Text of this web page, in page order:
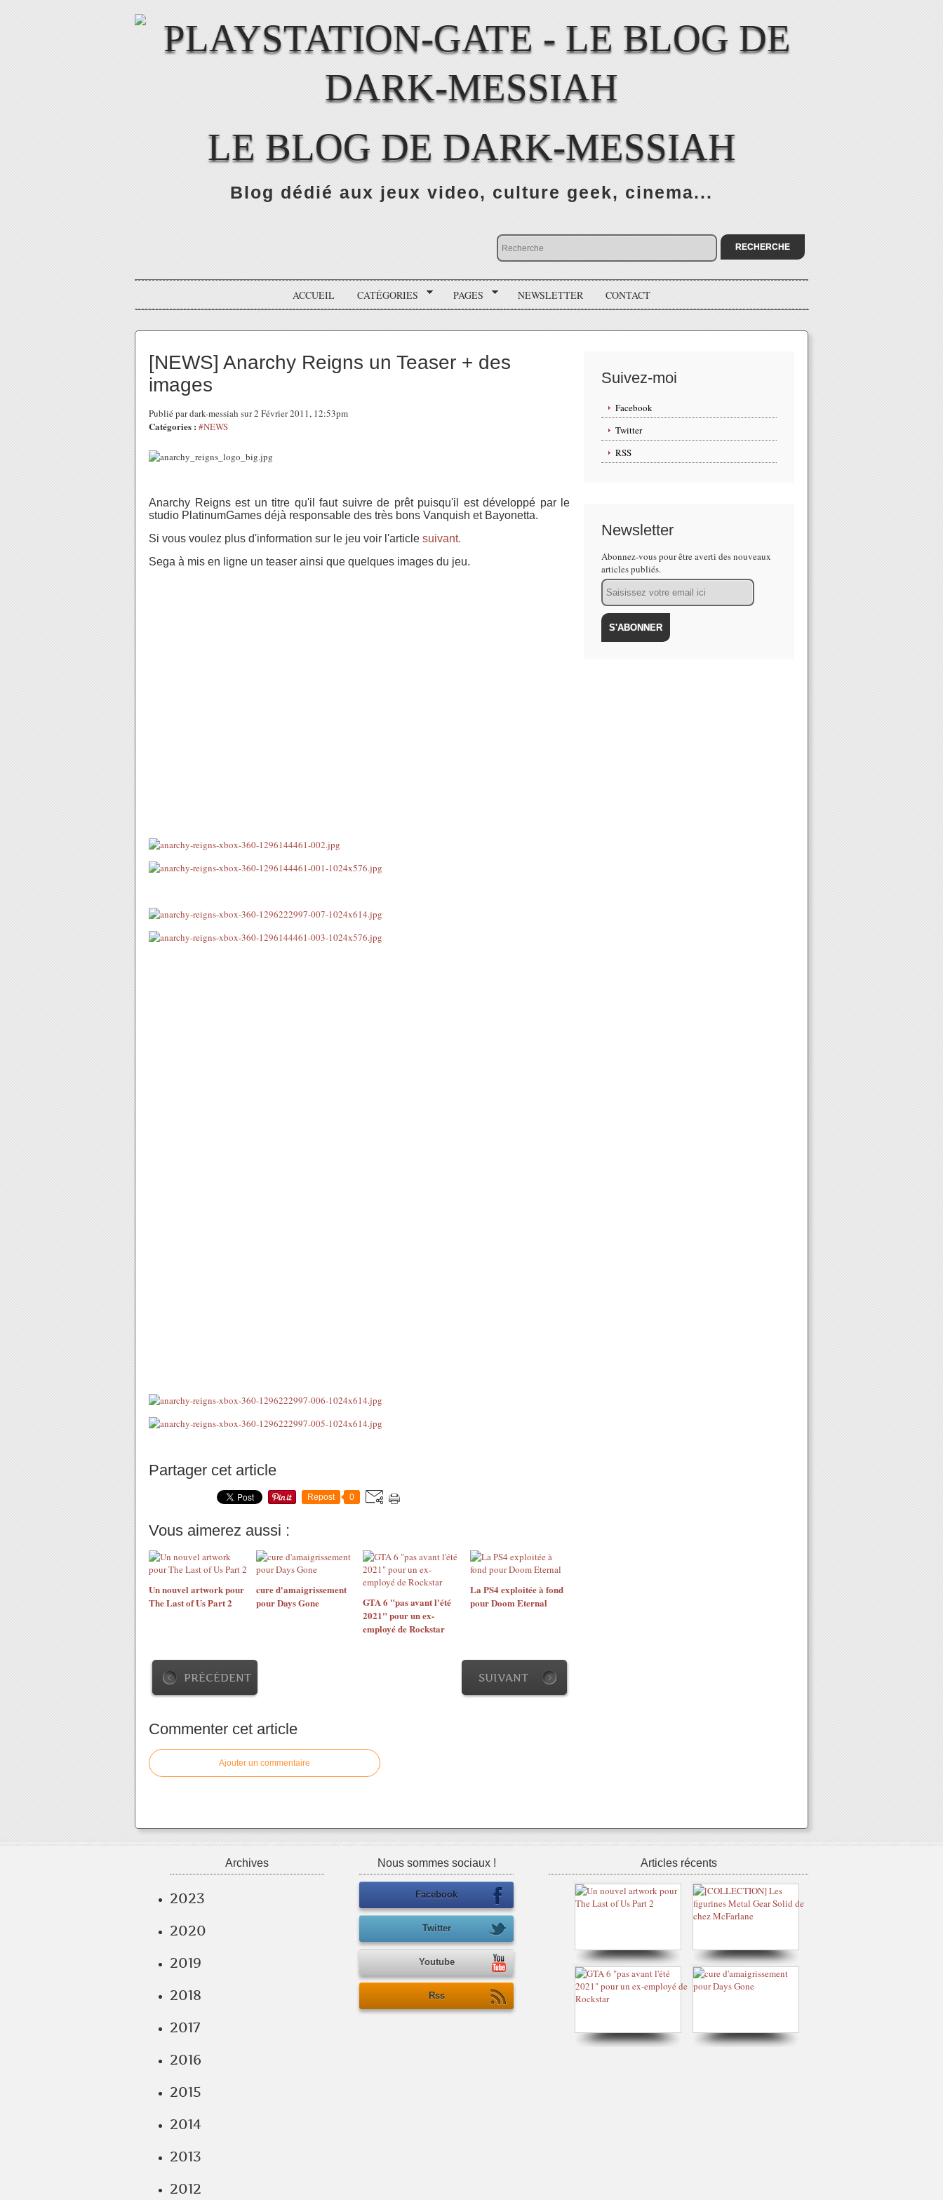
LE BLOG DE DARK-MESSIAH
Blog dédié aux jeux video, culture geek, cinema...
ACCUEIL CATÉGORIES PAGES NEWSLETTER CONTACT
[NEWS] Anarchy Reigns un Teaser + des
images
Publié par dark-messiah sur 2 Février 2011, 12:53pm
Catégories : #NEWS
Anarchy Reigns est un titre qu'il faut suivre de prêt puisqu'il est développé par le
studio PlatinumGames déjà responsable des très bons Vanquish et Bayonetta.
Si vous voulez plus d'information sur le jeu voir l'article suivant.
Sega à mis en ligne un teaser ainsi que quelques images du jeu.
Partager cet article
Repost 0
Vous aimerez aussi :
Un nouvel artwork pour
The Last of Us Part 2
cure d'amaigrissement
pour Days Gone
GTA 6 "pas avant l'été
2021" pour un ex-
employé de Rockstar
La PS4 exploitée à fond
pour Doom Eternal
PRÉCÉDENT SUIVANT
Commenter cet article
Ajouter un commentaire
Suivez-moi
Facebook
Twitter
RSS
Newsletter
Abonnez-vous pour être averti des nouveaux
articles publiés.
Email
Archives
2023
2020
2019
2018
2017
2016
2015
2014
2013
2012
Nous sommes sociaux !
Facebook
Twitter
Youtube
Rss
Articles récents